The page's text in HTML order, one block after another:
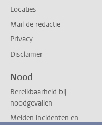
Locaties
Mail de redactie
Privacy
Disclaimer
Nood
Bereikbaarheid bij
noodgevallen
Melden incidenten en